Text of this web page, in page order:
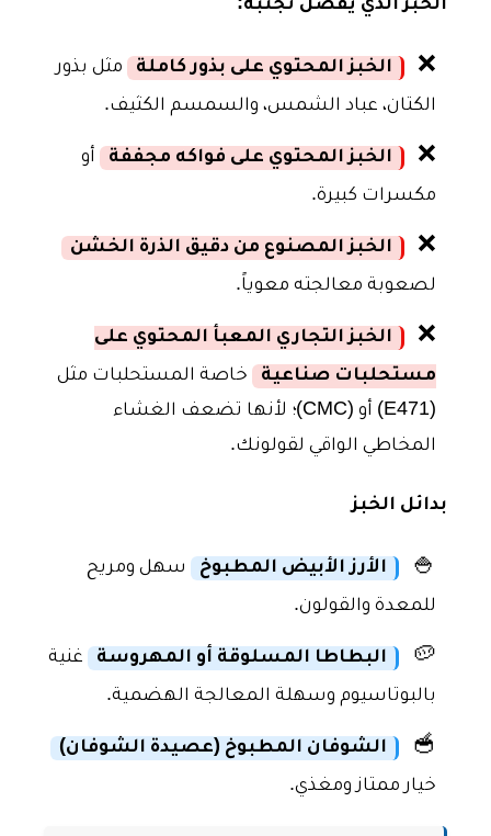
الخبز الذي يُفضّل تجنبه:
❌ الخبز المحتوي على بذور كاملة
مثل بذور
الكتان، عباد الشمس، والسمسم الكثيف.
❌ الخبز المحتوي على فواكه مجففة
أو
مكسرات كبيرة.
❌
الخبز المصنوع من دقيق الذرة الخشن
لصعوبة معالجته معوياً.
❌
الخبز التجاري المعبأ المحتوي على
مستحلبات صناعية
خاصة المستحلبات مثل
(E471) أو (CMC)؛ لأنها تضعف الغشاء
المخاطي الواقي لقولونك.
بدائل الخبز
🍚 الأرز الأبيض المطبوخ
سهل ومريح
للمعدة والقولون.
🥔 البطاطا المسلوقة أو المهروسة
غنية
بالبوتاسيوم وسهلة المعالجة الهضمية.
🥣
الشوفان المطبوخ (عصيدة الشوفان)
خيار ممتاز ومغذي.